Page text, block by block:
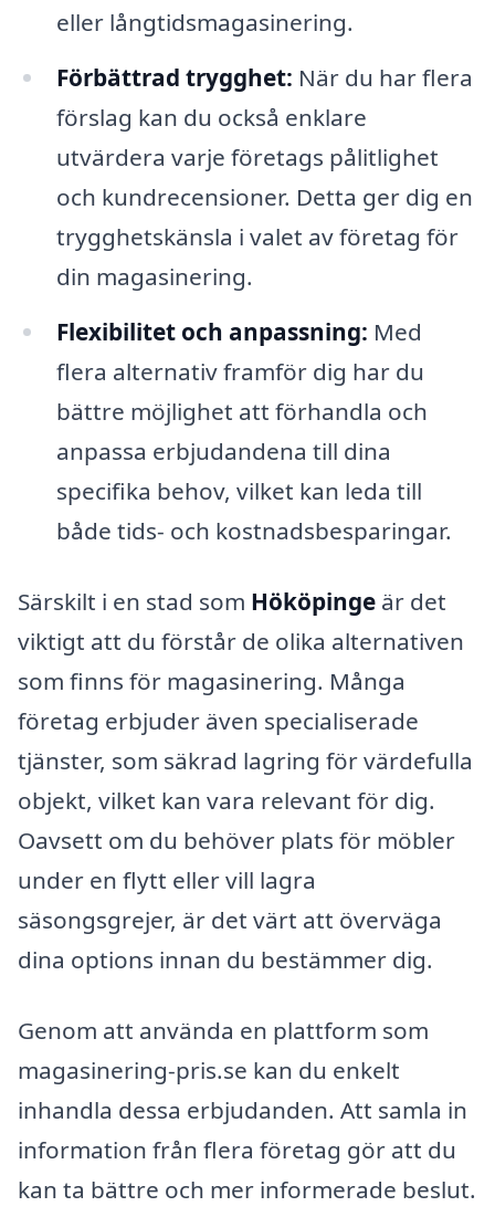
eller långtidsmagasinering.
Förbättrad trygghet: När du har flera
förslag kan du också enklare
utvärdera varje företags pålitlighet
och kundrecensioner. Detta ger dig en
trygghetskänsla i valet av företag för
din magasinering.
Flexibilitet och anpassning: Med
flera alternativ framför dig har du
bättre möjlighet att förhandla och
anpassa erbjudandena till dina
specifika behov, vilket kan leda till
både tids- och kostnadsbesparingar.
Särskilt i en stad som Hököpinge är det
viktigt att du förstår de olika alternativen
som finns för magasinering. Många
företag erbjuder även specialiserade
tjänster, som säkrad lagring för värdefulla
objekt, vilket kan vara relevant för dig.
Oavsett om du behöver plats för möbler
under en flytt eller vill lagra
säsongsgrejer, är det värt att överväga
dina options innan du bestämmer dig.
Genom att använda en plattform som
magasinering-pris.se kan du enkelt
inhandla dessa erbjudanden. Att samla in
information från flera företag gör att du
kan ta bättre och mer informerade beslut.